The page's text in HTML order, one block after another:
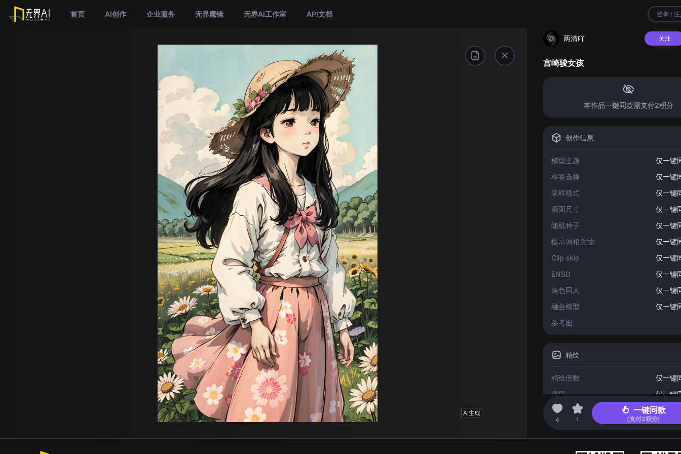
首页 AI创作 企业服务 无界魔镜 无界AI工作室 API文档 登录 /
两清吖 关注
宫崎骏女孩
本作品一键同款需支付2积分
创作信息
模型主题
仅一键
标签选择
仅一键
采样模式
仅一键
画面尺寸
仅一键
随机种子
仅一键
提示词相关性
仅一键
Clip skip
仅一键
ENSD
仅一键
角色同人
仅一键
融合模型
仅一键
参考图
精绘
精绘倍数
仅一键
强度
仅一键
2023-04-03 22:48
4 1
一键同款
(支付2积分)